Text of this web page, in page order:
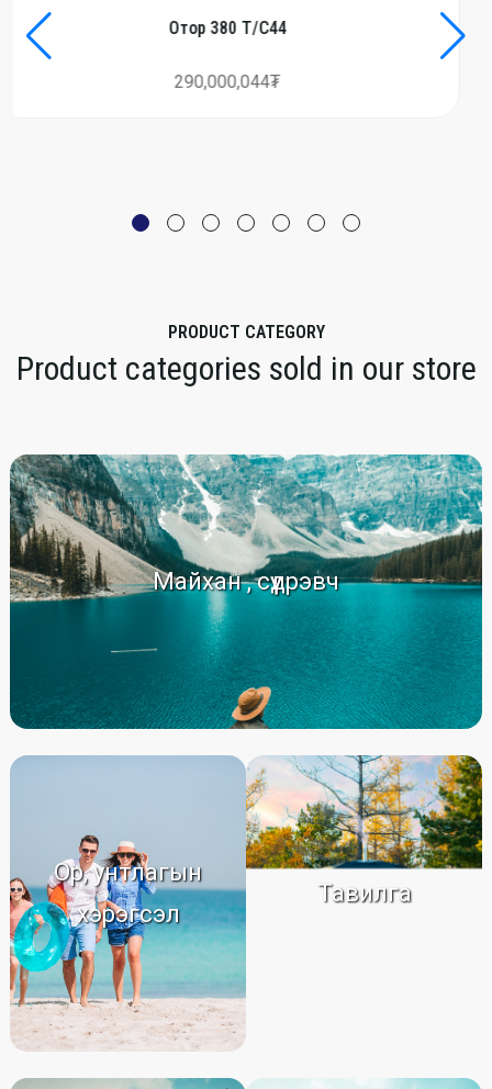
Майхан #NF0A52VEC-8T1
3,990,000₮
PRODUCT CATEGORY
Product categories sold in our store
Майхан , сүүдрэвч
Ор, унтлагын
хэрэгсэл
Тавилга